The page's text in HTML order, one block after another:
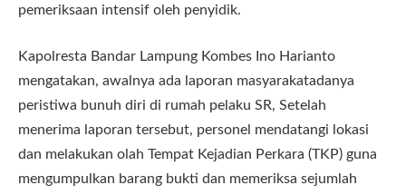
pemeriksaan intensif oleh penyidik.
Kapolresta Bandar Lampung Kombes Ino Harianto
mengatakan, awalnya ada laporan masyarakatadanya
peristiwa bunuh diri di rumah pelaku SR, Setelah
menerima laporan tersebut, personel mendatangi lokasi
dan melakukan olah Tempat Kejadian Perkara (TKP) guna
mengumpulkan barang bukti dan memeriksa sejumlah